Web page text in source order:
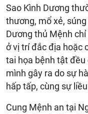
Sao Kình Dương
thương, mổ xẻ,
Dương thủ Mệnh
ở vị trí đắc địa hoặc
tai họa bệnh tật
mình gây ra do sự
hấp tấp, cùng sự
Cung Mệnh an tại